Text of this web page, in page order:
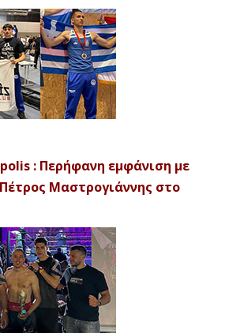
: Περήφανη εμφάνιση με
Μαστρογιάννης στο